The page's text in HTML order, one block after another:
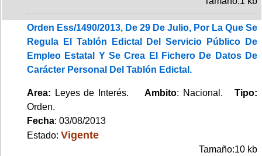
Orden Ess/1490/2013, De 29 De Julio, Por La Que Se
Regula El Tablón Edictal Del Servicio Público De
Empleo Estatal Y Se Crea El Fichero De Datos De
Carácter Personal Del Tablón Edictal.
Area: Leyes de Interés.Ambito: Nacional.Tipo:
Orden.
Fecha: 03/08/2013
Estado: Vigente
Tamaño:10 kb